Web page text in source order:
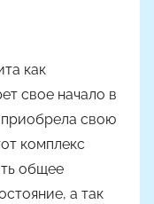
как
свое начало в
свою
комплекс
общее
а так